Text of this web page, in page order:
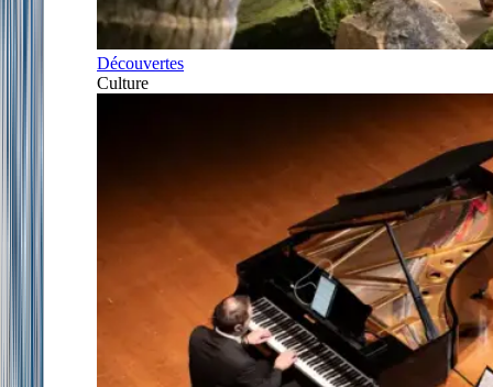
Découvertes
Culture